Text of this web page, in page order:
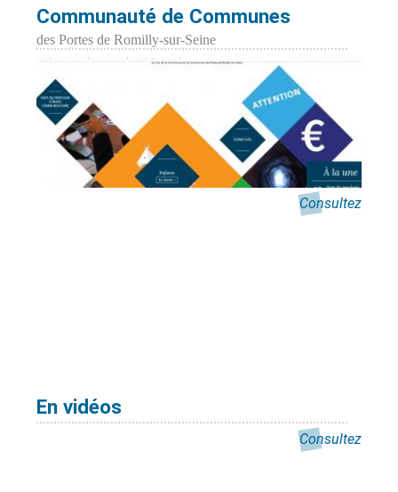
Communauté de Communes
des Portes de Romilly-sur-Seine
Consultez
En vidéos
Consultez